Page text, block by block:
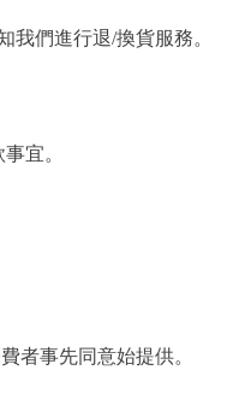
們進行退/換貨服務。
宜。
者事先同意始提供。